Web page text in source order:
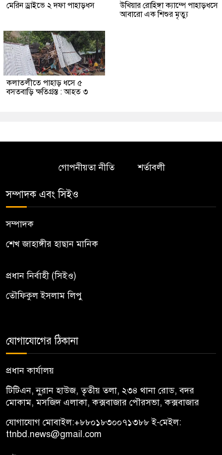
মেরিন ড্রাইভে ২ দফা পাহাড়ধস
উখিয়ার রোহিঙ্গা ক্যাম্পে পাহাড়ধসে
আবারো এক শিশুর মৃত্যু
কলাতলীতে পাহাড় ধসে ৫
বসতবাড়ি ক্ষতিগ্রস্ত : আহত ৩
গোপনীয়তা নীতি শর্তাবলী
সম্পাদক এবং সিইও
সম্পাদক
শেখ জাহাঙ্গীর হাছান মানিক
প্রধান নির্বাহী (সিইও)
তৌফিকুল ইসলাম লিপু
যোগাযোগের ঠিকানা
প্রধান কার্যালয়
টিটিএন, নু্রান হাউজ, তৃতীয় তলা, ২৩৪ থানা রোড, বদর
মোকাম, মসজিদ এলাকা, কক্সবাজার পৌরসভা, কক্সবাজার
যোগাযোগ মোবাইল:+৮৮০১৮৩০০৭১৩৮৮ই-মেইল:
ttnbd.news@gmail.com